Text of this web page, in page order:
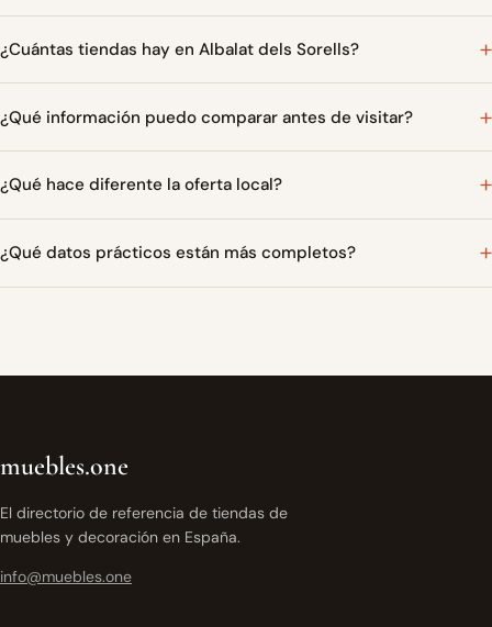
¿Cuántas tiendas hay en Albalat dels Sorells?
¿Qué información puedo comparar antes de visitar?
¿Qué hace diferente la oferta local?
¿Qué datos prácticos están más completos?
muebles.one
El directorio de referencia de tiendas de
muebles y decoración en España.
info@muebles.one